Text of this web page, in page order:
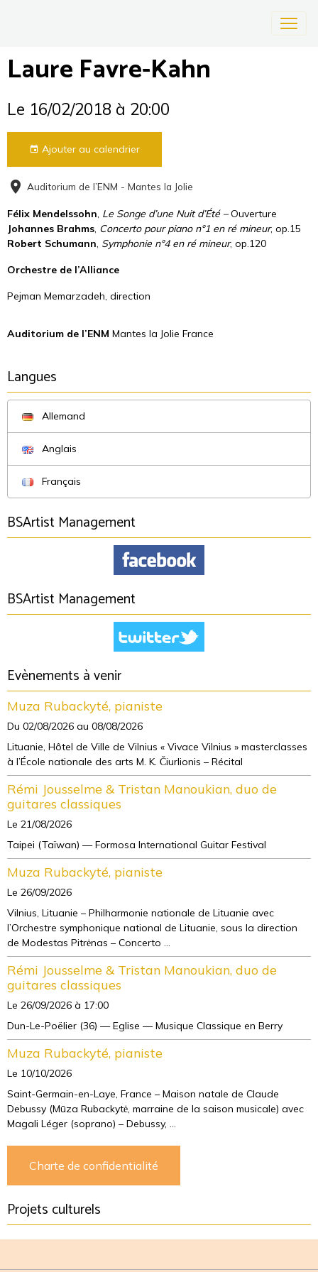
Laure Favre-Kahn
Le 16/02/2018 à 20:00
Ajouter au calendrier
Auditorium de l’ENM - Mantes la Jolie
Félix Mendelssohn, Le Songe d’une Nuit d’Été –Ouverture
Johannes Brahms, Concerto pour piano n°1 en ré mineur, op.15
Robert Schumann, Symphonie n°4 en ré mineur, op.120
Orchestre de l’Alliance
Pejman Memarzadeh, direction
Auditorium de l’ENM Mantes la Jolie France
Langues
Allemand
Anglais
Français
BSArtist Management
BSArtist Management
Evènements à venir
Muza Rubackyté, pianiste
Du 02/08/2026 au 08/08/2026
Lituanie, Hôtel de Ville de Vilnius « Vivace Vilnius » masterclasses
à l’École nationale des arts M. K. Čiurlionis – Récital
Rémi Jousselme & Tristan Manoukian, duo de
guitares classiques
Le 21/08/2026
Taipei (Taïwan) — Formosa International Guitar Festival
Muza Rubackyté, pianiste
Le 26/09/2026
Vilnius, Lituanie – Philharmonie nationale de Lituanie avec
l’Orchestre symphonique national de Lituanie, sous la direction
de Modestas Pitrėnas – Concerto ...
Rémi Jousselme & Tristan Manoukian, duo de
guitares classiques
Le 26/09/2026 à 17:00
Dun-Le-Poëlier (36) — Eglise — Musique Classique en Berry
Muza Rubackyté, pianiste
Le 10/10/2026
Saint-Germain-en-Laye, France – Maison natale de Claude
Debussy (Mūza Rubackytė, marraine de la saison musicale) avec
Magali Léger (soprano) – Debussy, ...
Charte de confidentialité
Projets culturels